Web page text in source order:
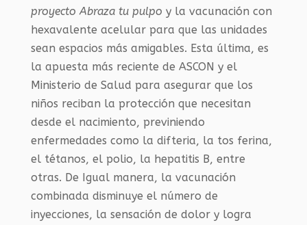
proyecto Abraza tu pulpo y la vacunación con
hexavalente acelular para que las unidades
sean espacios más amigables. Esta última, es
la apuesta más reciente de ASCON y el
Ministerio de Salud para asegurar que los
niños reciban la protección que necesitan
desde el nacimiento, previniendo
enfermedades como la difteria, la tos ferina,
el tétanos, el polio, la hepatitis B, entre
otras. De Igual manera, la vacunación
combinada disminuye el número de
inyecciones, la sensación de dolor y logra